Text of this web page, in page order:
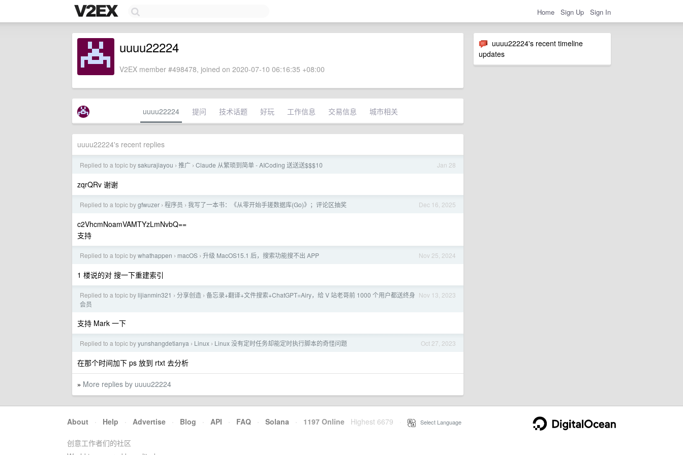
Home Sign Up Sign In
uuuu22224's recent timeline
updates
uuuu22224
V2EX member #498478, joined on 2020-07-10 06:16:35 +08:00
uuuu22224 提问 技术话题 好玩 工作信息 交易信息 城市相关
uuuu22224's recent replies
Jan 28
Replied to a topic bysakurajiayou › 推广 › Claude 从繁琐到简单 - AICoding 送送送$$$10
zqrQRv 谢谢
Dec 16, 2025
Replied to a topic bygfwuzer › 程序员 › 我写了一本书：《从零开始手搓数据库(Go)》；评论区抽奖
c2VhcmNoamVAMTYzLmNvbQ==
支持
Nov 25, 2024
Replied to a topic bywhathappen › macOS › 升级 MacOS15.1 后，搜索功能搜不出 APP
1 楼说的对 搜一下重建索引
Nov 13, 2023
Replied to a topic by lijianmin321 › 分享创造 › 备忘录+翻译+文件搜索+ChatGPT=Airy，给 V 站老哥前 1000 个用户都送终身
会员
支持 Mark 一下
Oct 27, 2023
Replied to a topic byyunshangdetianya › Linux › Linux 没有定时任务却能定时执行脚本的奇怪问题
在那个时间加下 ps 放到 rtxt 去分析
» More replies by uuuu22224
About · Help · Advertise · Blog · API · FAQ · Solana · 1197 Online Highest 6679 Select Language
创意工作者们的社区